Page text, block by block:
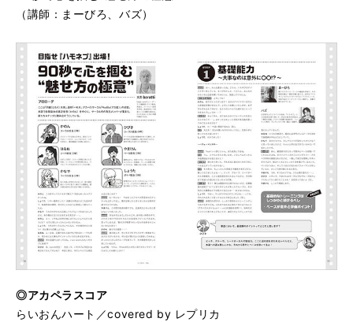
（講師：まーびろ、バズ）
◎アカペラスコア
らいおんハート／covered by レプリカ